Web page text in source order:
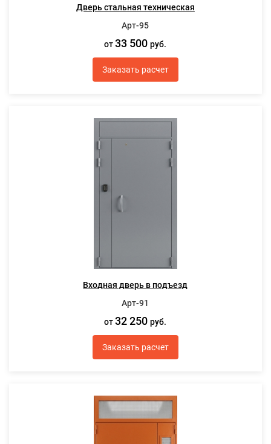
Дверь стальная техническая
Арт-95
от33 500руб.
Заказать расчет
Входная дверь в подъезд
Арт-91
от32 250руб.
Заказать расчет